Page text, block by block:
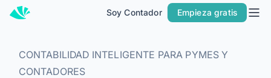
Soy Contador Empieza gratis
Inicio
Contacto
CONTABILIDAD INTELIGENTE PARA PYMES Y
CONTADORES